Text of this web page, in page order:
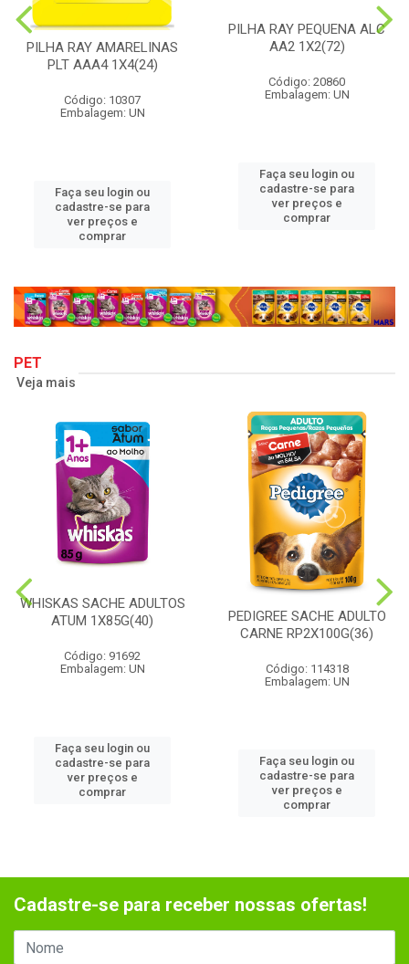
PILHA RAY AMARELINAS
PLT AAA4 1X4(24)
Código: 10307
Embalagem: UN
Faça seu login ou
cadastre-se para
ver preços e
comprar
PILHA RAY PEQUENA ALC
AA2 1X2(72)
Código: 20860
Embalagem: UN
Faça seu login ou
cadastre-se para
ver preços e
comprar
PET
Veja mais
WHISKAS SACHE ADULTOS
ATUM 1X85G(40)
Código: 91692
Embalagem: UN
Faça seu login ou
cadastre-se para
ver preços e
comprar
PEDIGREE SACHE ADULTO
CARNE RP2X100G(36)
Código: 114318
Embalagem: UN
Faça seu login ou
cadastre-se para
ver preços e
comprar
Cadastre-se para receber nossas ofertas!